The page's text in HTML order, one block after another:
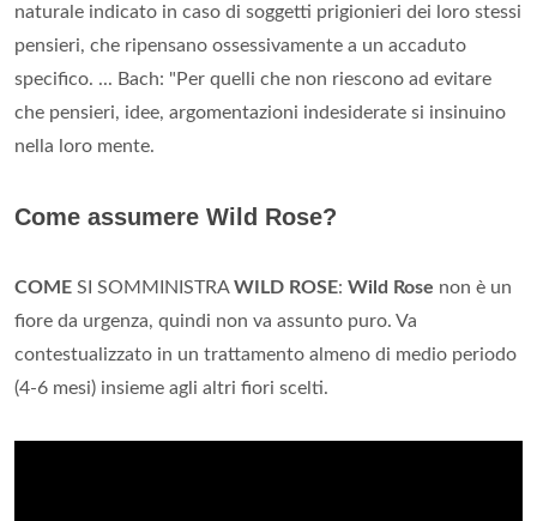
naturale indicato in caso di soggetti prigionieri dei loro stessi
pensieri, che ripensano ossessivamente a un accaduto
specifico. ... Bach: "Per quelli che non riescono ad evitare
che pensieri, idee, argomentazioni indesiderate si insinuino
nella loro mente.
Come assumere Wild Rose?
COME SI SOMMINISTRAWILD ROSE: Wild Rose non è un
fiore da urgenza, quindi non va assunto puro. Va
contestualizzato in un trattamento almeno di medio periodo
(4-6 mesi) insieme agli altri fiori scelti.